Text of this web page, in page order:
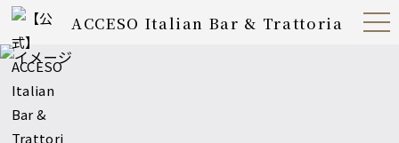
ACCESO Italian Bar & Trattoria Open
Navig